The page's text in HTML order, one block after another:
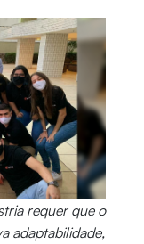
requer que o
adaptabilidade,